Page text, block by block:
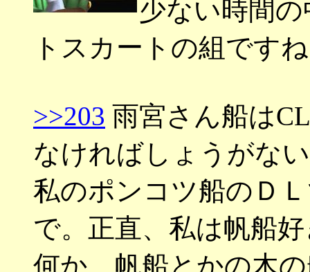
少ない時間
トスカートの組です
>>203 雨宮さん船は
なければしょうがな
私のポンコツ船のＤ
で。正直、私は帆船
何か、帆船とかの木